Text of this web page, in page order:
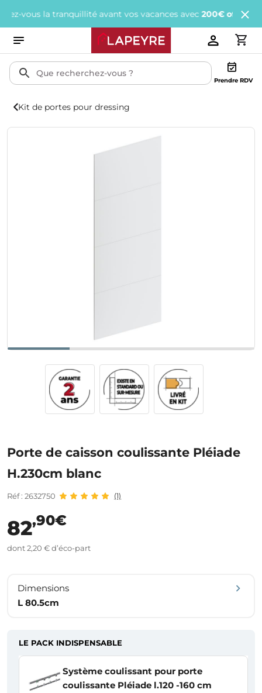
la tranquillité avant vos vacances avec200€ offertstous les
Prendre RDV
Kit de portes pour dressing
Porte de caisson coulissante Pléiade
H.230cm blanc
Réf : 2632750 (1)
82,90€
dont 2,20 € d’éco-part
Dimensions
L 80.5cm
LE PACK INDISPENSABLE
Système coulissant pour porte
coulissante Pléiade l.120 -160 cm